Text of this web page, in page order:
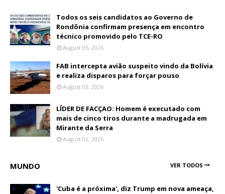
Todos os seis candidatos ao Governo de
Rondônia confirmam presença em encontro
técnico promovido pelo TCE-RO
August 05, 2026
FAB intercepta avião suspeito vindo da Bolívia
e realiza disparos para forçar pouso
August 03, 2026
LÍDER DE FACÇAO: Homem é executado com
mais de cinco tiros durante a madrugada em
Mirante da Serra
August 02, 2026
MUNDO VER TODOS
'Cuba é a próxima', diz Trump em nova ameaça,